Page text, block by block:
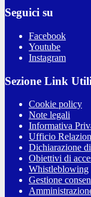
Seguici su
Facebook
Youtube
Instagram
Sezione Link Utili
Cookie policy
Note legali
Informativa
Ufficio
Dichiarazione
Obiettivi di
Whistleblowing
Gestione